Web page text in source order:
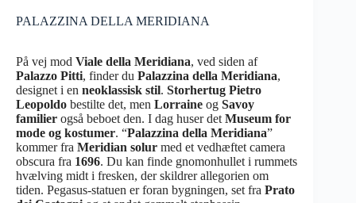
PALAZZINA DELLA MERIDIANA
På vej mod Viale della Meridiana, ved siden af
Palazzo Pitti, finder du Palazzina della Meridiana,
designet i en neoklassisk stil. Storhertug Pietro
Leopoldo bestilte det, men Lorraine og Savoy
familier også beboet den. I dag huser det Museum for
mode og kostumer. “Palazzina della Meridiana”
kommer fra Meridian solur med et vedhæftet camera
obscura fra 1696. Du kan finde gnomonhullet i rummets
hvælving midt i fresken, der skildrer allegorien om
tiden. Pegasus-statuen er foran bygningen, set fra Prato